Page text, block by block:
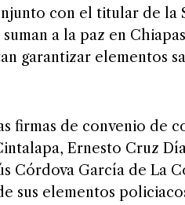
con el titular de la
a la paz en
garantizar elementos
firmas de convenio de
Ernesto Cruz
Córdova García de La
sus elementos